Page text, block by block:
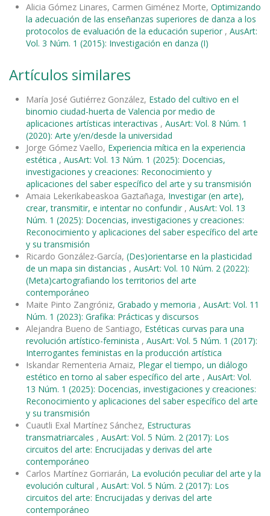
Alicia Gómez Linares, Carmen Giménez Morte, Optimizando
la adecuación de las enseñanzas superiores de danza a los
protocolos de evaluación de la educación superior , AusArt:
Vol. 3 Núm. 1 (2015): Investigación en danza (I)
Artículos similares
María José Gutiérrez González, Estado del cultivo en el
binomio ciudad-huerta de Valencia por medio de
aplicaciones artísticas interactivas , AusArt: Vol. 8 Núm. 1
(2020): Arte y/en/desde la universidad
Jorge Gómez Vaello, Experiencia mítica en la experiencia
estética , AusArt: Vol. 13 Núm. 1 (2025): Docencias,
investigaciones y creaciones: Reconocimiento y
aplicaciones del saber específico del arte y su transmisión
Amaia Lekerikabeaskoa Gaztañaga, Investigar (en arte),
crear, transmitir, e intentar no confundir , AusArt: Vol. 13
Núm. 1 (2025): Docencias, investigaciones y creaciones:
Reconocimiento y aplicaciones del saber específico del arte
y su transmisión
Ricardo González-García, (Des)orientarse en la plasticidad
de un mapa sin distancias , AusArt: Vol. 10 Núm. 2 (2022):
(Meta)cartografiando los territorios del arte
contemporáneo
Maite Pinto Zangróniz, Grabado y memoria , AusArt: Vol. 11
Núm. 1 (2023): Grafika: Prácticas y discursos
Alejandra Bueno de Santiago, Estéticas curvas para una
revolución artístico-feminista , AusArt: Vol. 5 Núm. 1 (2017):
Interrogantes feministas en la producción artística
Iskandar Rementeria Arnaiz, Plegar el tiempo, un diálogo
estético en torno al saber específico del arte , AusArt: Vol.
13 Núm. 1 (2025): Docencias, investigaciones y creaciones:
Reconocimiento y aplicaciones del saber específico del arte
y su transmisión
Cuautli Exal Martínez Sánchez, Estructuras
transmatriarcales , AusArt: Vol. 5 Núm. 2 (2017): Los
circuitos del arte: Encrucijadas y derivas del arte
contemporáneo
Carlos Martínez Gorriarán, La evolución peculiar del arte y la
evolución cultural , AusArt: Vol. 5 Núm. 2 (2017): Los
circuitos del arte: Encrucijadas y derivas del arte
contemporáneo